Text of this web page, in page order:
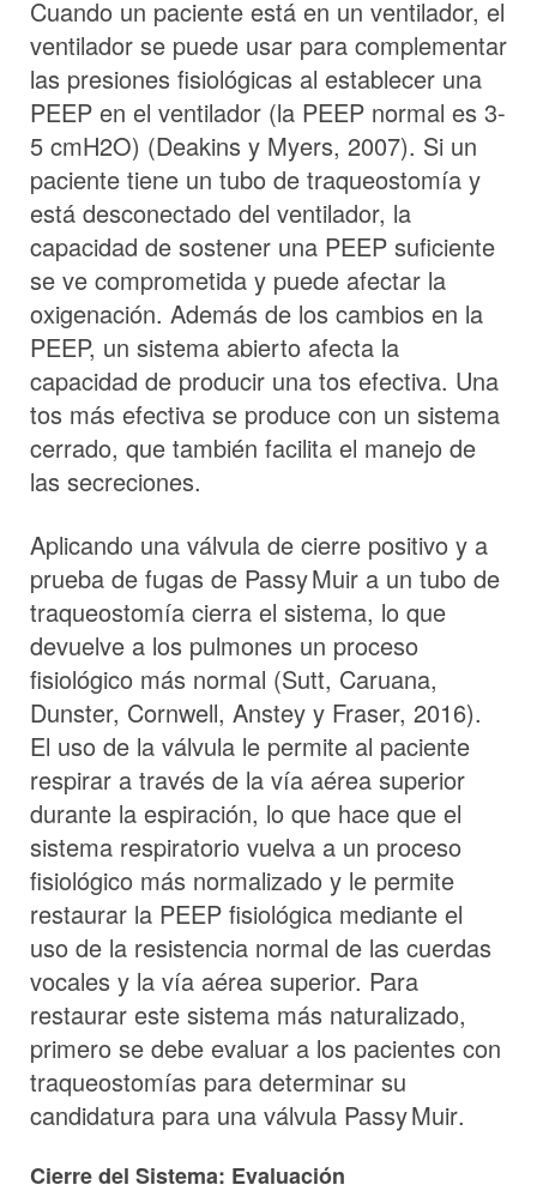
Cuando un paciente está en un ventilador, el
ventilador se puede usar para complementar
las presiones fisiológicas al establecer una
PEEP en el ventilador (la PEEP normal es 3-
5 cmH2O) (Deakins y Myers, 2007). Si un
paciente tiene un tubo de traqueostomía y
está desconectado del ventilador, la
capacidad de sostener una PEEP suficiente
se ve comprometida y puede afectar la
oxigenación. Además de los cambios en la
PEEP, un sistema abierto afecta la
capacidad de producir una tos efectiva. Una
tos más efectiva se produce con un sistema
cerrado, que también facilita el manejo de
las secreciones.
Aplicando una válvula de cierre positivo y a
prueba de fugas de Passy Muir a un tubo de
traqueostomía cierra el sistema, lo que
devuelve a los pulmones un proceso
fisiológico más normal (Sutt, Caruana,
Dunster, Cornwell, Anstey y Fraser, 2016).
El uso de la válvula le permite al paciente
respirar a través de la vía aérea superior
durante la espiración, lo que hace que el
sistema respiratorio vuelva a un proceso
fisiológico más normalizado y le permite
restaurar la PEEP fisiológica mediante el
uso de la resistencia normal de las cuerdas
vocales y la vía aérea superior. Para
restaurar este sistema más naturalizado,
primero se debe evaluar a los pacientes con
traqueostomías para determinar su
candidatura para una válvula Passy Muir.
Cierre del Sistema: Evaluación